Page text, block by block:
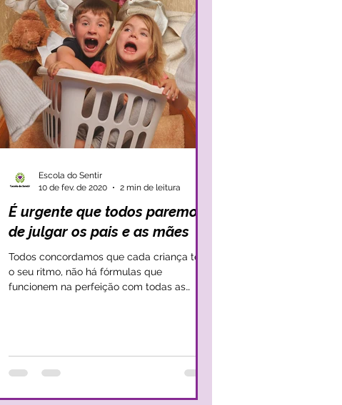
É urgente que todos paremos
de julgar os pais e as mães
Todos concordamos que cada criança tem
o seu ritmo, não há fórmulas que
funcionem na perfeição com todas as
Escola do Sentir
10 de fev. de 2020
2 min de leitura